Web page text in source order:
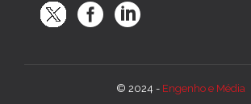
© 2024 - Engenho e Média